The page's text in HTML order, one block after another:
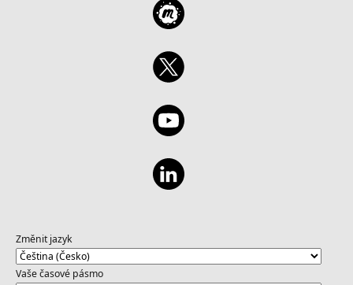
services/agents/overview
https://learn.microsoft.com/azure/batch/batch-
Změnit jazyk
Vaše časové pásmo